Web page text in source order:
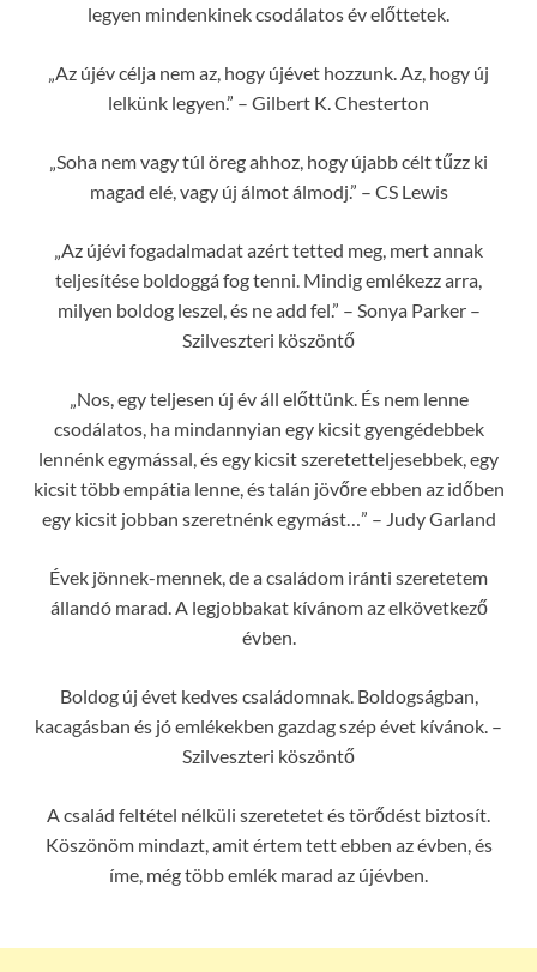
legyen mindenkinek csodálatos év előttetek.
„Az újév célja nem az, hogy újévet hozzunk. Az, hogy új
lelkünk legyen.” – Gilbert K. Chesterton
„Soha nem vagy túl öreg ahhoz, hogy újabb célt tűzz ki
magad elé, vagy új álmot álmodj.” – CS Lewis
„Az újévi fogadalmadat azért tetted meg, mert annak
teljesítése boldoggá fog tenni. Mindig emlékezz arra,
milyen boldog leszel, és ne add fel.” – Sonya Parker –
Szilveszteri köszöntő
„Nos, egy teljesen új év áll előttünk. És nem lenne
csodálatos, ha mindannyian egy kicsit gyengédebbek
lennénk egymással, és egy kicsit szeretetteljesebbek, egy
kicsit több empátia lenne, és talán jövőre ebben az időben
egy kicsit jobban szeretnénk egymást…” – Judy Garland
Évek jönnek-mennek, de a családom iránti szeretetem
állandó marad. A legjobbakat kívánom az elkövetkező
évben.
Boldog új évet kedves családomnak. Boldogságban,
kacagásban és jó emlékekben gazdag szép évet kívánok. –
Szilveszteri köszöntő
A család feltétel nélküli szeretetet és törődést biztosít.
Köszönöm mindazt, amit értem tett ebben az évben, és
íme, még több emlék marad az újévben.